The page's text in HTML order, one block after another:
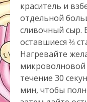
краситель и
отдельной
сливочный
оставшиеся ⅔
Нагревайте
течение 30
мин, чтобы